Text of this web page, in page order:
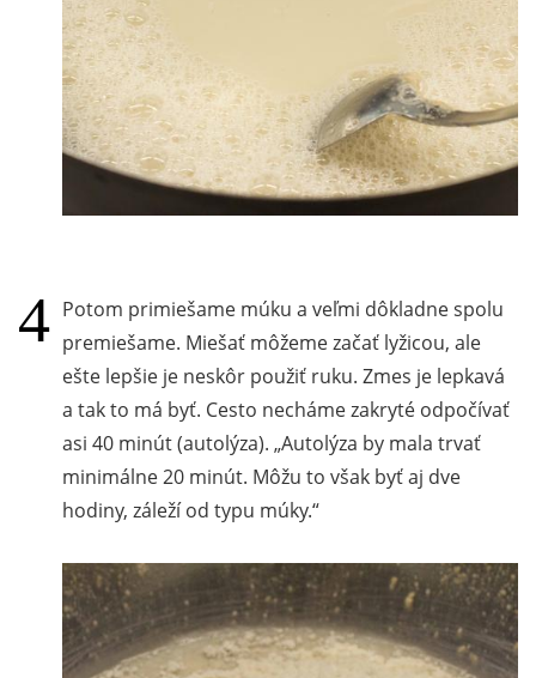
Potom primiešame múku a veľmi dôkladne spolu
premiešame. Miešať môžeme začať lyžicou, ale
ešte lepšie je neskôr použiť ruku. Zmes je lepkavá
a tak to má byť. Cesto necháme zakryté odpočívať
asi 40 minút (autolýza). Autolýza by mala trvať
minimálne 20 minút. Môžu to však byť aj dve
hodiny, záleží od typu múky.